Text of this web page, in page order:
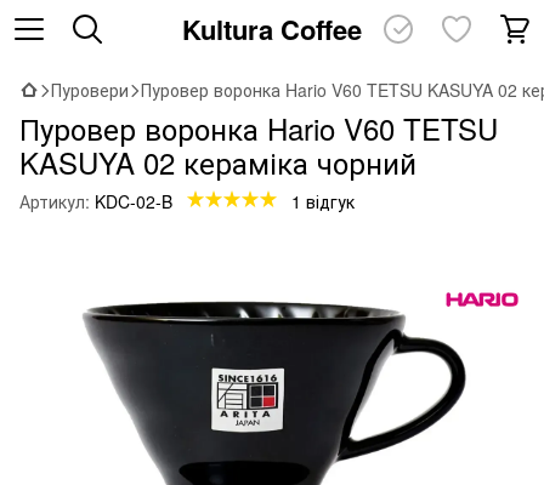
Kultura Coffee
Пуровери Пуровер воронка Hario V60 TETSU KASUYA 02
Пуровер воронка Hario V60 TETSU
KASUYA 02 кераміка чорний
Артикул: KDC-02-B 1 відгук